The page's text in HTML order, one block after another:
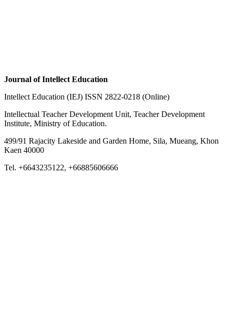
Journal of Intellect Education
Intellect Education (IEJ) ISSN 2822-0218 (Online)
Intellectual Teacher Development Unit, Teacher Development
Institute, Ministry of Education.
499/91 Rajacity Lakeside and Garden Home, Sila, Mueang, Khon
Kaen 40000
Tel. +6643235122, +66885606666